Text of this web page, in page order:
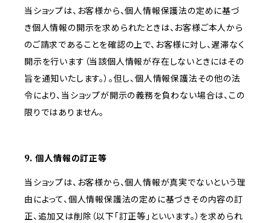
当ショップは、お客様から、個人情報保護法の定めに基づ
き個人情報の開示を求められたときは、お客様ご本人から
のご請求であることを確認の上で、お客様に対し、遅滞なく
開示を行います（当該個人情報が存在しないときにはその
旨を通知いたします。）。但し、個人情報保護法その他の法
令により、当ショップが開示の義務を負わない場合は、この
限りではありません。
9. 個人情報の訂正等
当ショップは、お客様から、個人情報が真実でないという理
由によって、個人情報保護法の定めに基づきその内容の訂
正、追加又は削除（以下「訂正等」といいます。）を求められ